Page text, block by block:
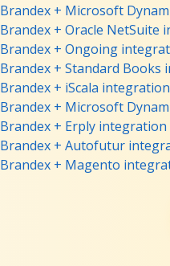
Brandex + Microsoft
Brandex + Oracle NetSuite
Brandex + Ongoing
Brandex + Standard Books
Brandex + iScala integration
Brandex + Microsoft
Brandex + Erply integration
Brandex + Autofutur
Brandex + Magento